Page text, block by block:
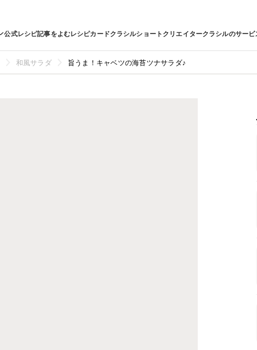
公式レシピ記事をよむレシピカードクラシルショートクリエイタークラシルのサービ
和風サラダ 旨うま！キャベツの海苔ツナサラダ♪